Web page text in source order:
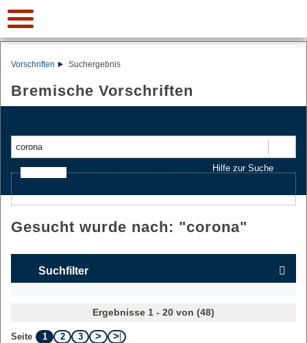
Vorschriften Suchergebnis
Bremische Vorschriften
Hilfe zur Suche
Gesucht wurde nach: "corona"
Suchfilter
Ergebnisse 1 - 20 von (48)
Seite 1 2
3